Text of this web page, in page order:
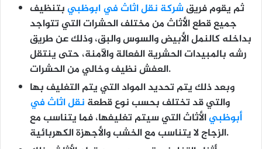
ثم يقوم فريقشركة نقل اثاث في ابوظبيبتنظيف
جميع قطع الأثاث من مختلف الحشرات التي تتواجد
بداخله كالنمل الأبيض والسوس والبق، وذلك عن طريق
رشه بالمبيدات الحشرية الفعالة والآمنة، حتى ينتقل
العفش نظيف وخالي من الحشرات.
وبعد ذلك يتم تحديد المواد التي يتم التغليف بها
والتي قد تختلف بحسب نوع قطعة نقل اثاث في
أبوظبيالأثاث التي سيتم تغليفها، فما يتناسب مع
الزجاج لا يتناسب مع الخشب والأجهزة الكهربائية.